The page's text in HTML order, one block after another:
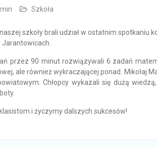
Szkoła
szkoły brali udział w ostatnim spotkaniu
przez 90 minut rozwiązywali 6 zadań
ale również wykraczającej ponad. Mikołaj
Chłopcy wykazali się dużą
i życzymy dalszych sukcesów!